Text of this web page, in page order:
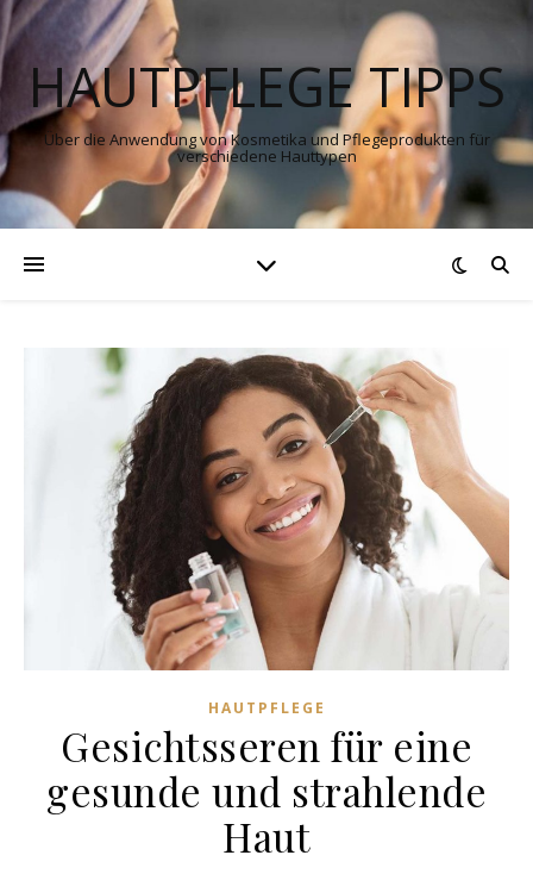
HAUTPFLEGE TIPPS
Über die Anwendung von Kosmetika und Pflegeprodukten für
verschiedene Hauttypen
HAUTPFLEGE
Gesichtsseren für eine
gesunde und strahlende
Haut